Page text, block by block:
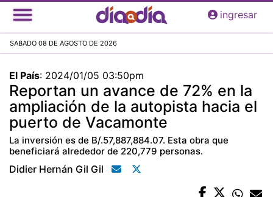
Pasar
al
principal
ingresar
SABADO 08 DE AGOSTO DE 2026
El País: 2024/01/05 03:50pm
Reportan un avance de 72% en la
ampliación de la autopista hacia el
puerto de Vacamonte
La inversión es de B/.57,887,884.07. Esta obra que
beneficiará alrededor de 220,779 personas.
Didier Hernán Gil Gil